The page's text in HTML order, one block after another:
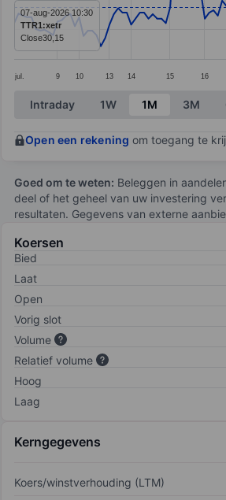
jul. 9 10 13 14 15 16
07-aug-2026 10:30
TTR1:xetr
Close30,15
End of interactive chart.
Intraday 1W 1M 3M
Open een rekening om toegang te
Goed om te weten: Beleggen in
deel of het geheel van uw investering
resultaten. Gegevens van externe
Koersen
Bied
Laat
Open
Vorig slot
Volume
Relatief volume
Hoog
Laag
Kerngegevens
Koers/winstverhouding (LTM)